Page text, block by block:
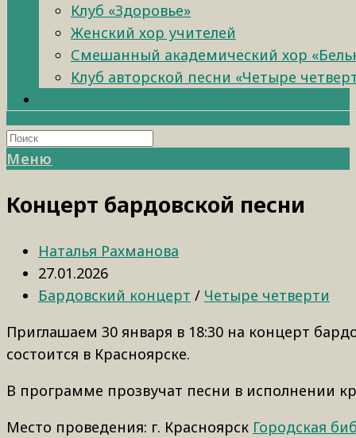
Клуб «Здоровье»
Женский хор учителей
Смешанный академический хор
Клуб авторской песни «Четыре
Меню
Концерт бардовской песни
Наталья Рахманова
27.01.2026
Бардовский концерт / Четыре четверти
Приглашаем 30 января в 18:30 на концерт
состоится в Красноярске.
В программе прозвучат песни в исполнении
Место проведения: г. Красноярск Городская